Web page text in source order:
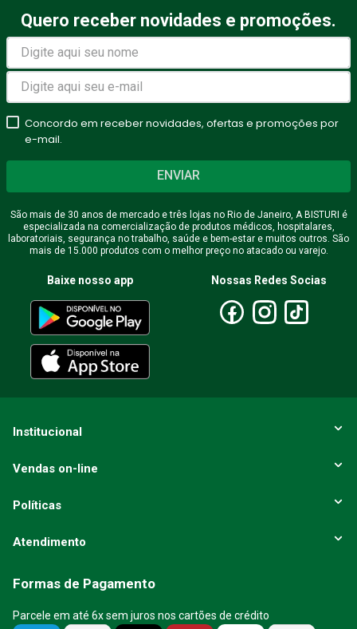
Quero receber novidades e promoções.
Concordo em receber novidades, ofertas e promoções por
e-mail.
ENVIAR
São mais de 30 anos de mercado e três lojas no Rio de Janeiro, A BISTURI é
especializada na comercialização de produtos médicos, hospitalares,
laboratoriais, segurança no trabalho, saúde e bem-estar e muitos outros. São
mais de 15.000 produtos com o melhor preço no atacado ou varejo.
Baixe nosso app Nossas Redes Socias
Institucional
Vendas on-line
Políticas
Atendimento
Formas de Pagamento
Parcele em até 6x sem juros nos cartões de crédito